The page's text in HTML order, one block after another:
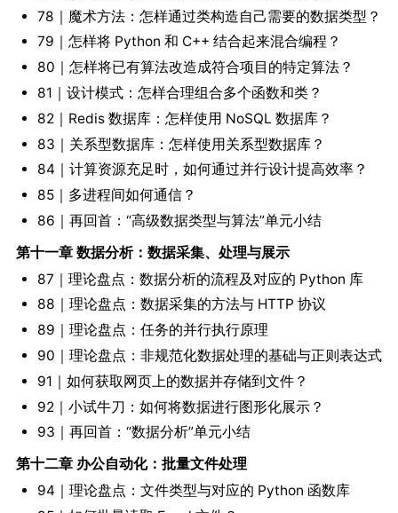
78｜魔术方法：怎样通过类构造自己需要的数据类型？
79｜怎样将 Python 和 C++ 结合起来混合编程？
80｜怎样将已有算法改造成符合项目的特定算法？
81｜设计模式：怎样合理组合多个函数和类？
82｜Redis 数据库：怎样使用 NoSQL 数据库？
83｜关系型数据库：怎样使用关系型数据库？
84｜计算资源充足时，如何通过并行设计提高效率？
85｜多进程间如何通信？
86｜再回首：“高级数据类型与算法”单元小结
第十一章 数据分析：数据采集、处理与展示
87｜理论盘点：数据分析的流程及对应的 Python 库
88｜理论盘点：数据采集的方法与 HTTP 协议
89｜理论盘点：任务的并行执行原理
90｜理论盘点：非规范化数据处理的基础与正则表达式
91｜如何获取网页上的数据并存储到文件？
92｜小试牛刀：如何将数据进行图形化展示？
93｜再回首：“数据分析”单元小结
第十二章 办公自动化：批量文件处理
94｜理论盘点：文件类型与对应的 Python 函数库